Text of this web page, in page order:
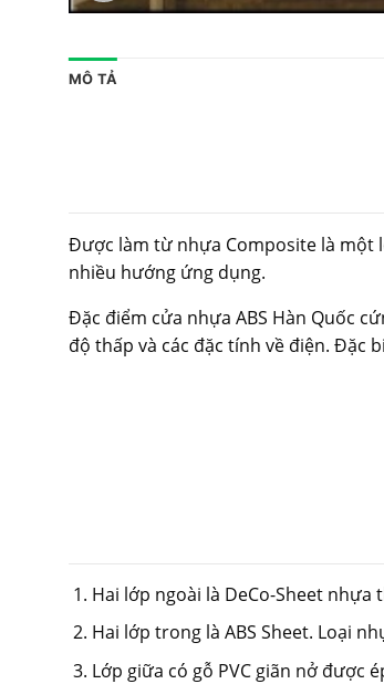
MÔ TẢ
Được làm từ nhựa Composite là một
nhiều hướng ứng dụng.
Đặc điểm cửa nhựa ABS Hàn Quốc
độ thấp và các đặc tính về điện. Đặc
Hai lớp ngoài là DeCo-Sheet
Hai lớp trong là ABS Sheet. Loại
Lớp giữa có gỗ PVC giãn nở được